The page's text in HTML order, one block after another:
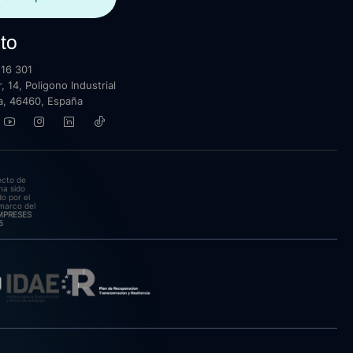
301
14, Poligono Industrial
46460, España
de
sido
por el
del